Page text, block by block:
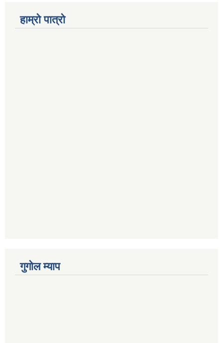
हाम्रो पात्रो
गुगोल म्याप